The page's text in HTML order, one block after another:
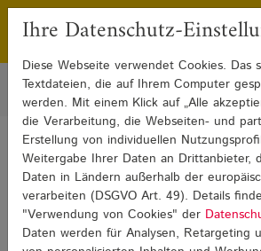
Sie sind hier: Blog Erfolgsgeschichten
Erfolgsgeschichten
Ihre Datenschutz-
Diese Webseite verwendet Cookies. Das
Textdateien, die auf Ihrem Computer
werden. Mit einem Klick auf „Alle
die Verarbeitung, die Webseiten- und
Erstellung von individuellen
Weitergabe Ihrer Daten an Drittanbieter,
Daten in Ländern außerhalb der
verarbeiten (DSGVO Art. 49). Details
"Verwendung von Cookies" der
Daten werden für Analysen, Retargeting